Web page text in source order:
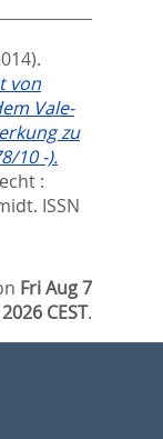
von
Vale-
zu
10 -).
:
ISSN
Fri Aug 7
CEST.